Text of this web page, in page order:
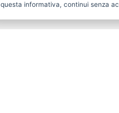
questa informativa, continui senza